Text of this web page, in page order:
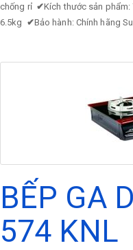
chống rỉ ✔Kích thước sản phẩm:
6.5kg ✔Bảo hành: Chính hãng
BẾP GA
574 KNL